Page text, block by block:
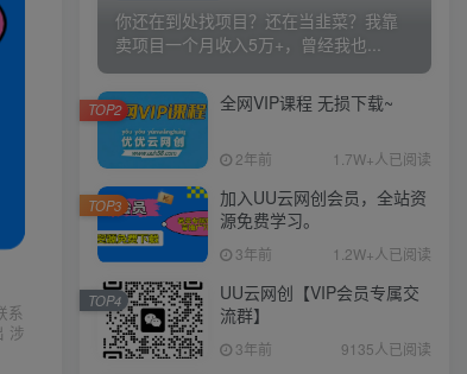
系
涉
你还在到处找项目？还在当韭菜？我靠
卖项目一个月收入5万+，曾经我也...
全网VIP课程 无损下载~
2年前 1.7W+人已阅读
TOP2
加入UU云网创会员，全站资
源免费学习。
3年前 1.2W+人已阅读
TOP3
UU云网创【VIP会员专属交
流群】
3年前 9135人已阅读
TOP4